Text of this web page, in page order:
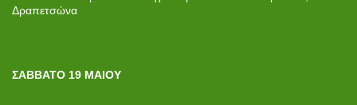
Δραπετσώνα
ΣΑΒΒΑΤΟ 19 ΜΑΙΟΥ